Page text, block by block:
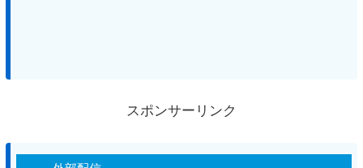
スポンサーリンク